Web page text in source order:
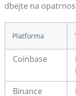
dbejte na
Platforma
Coinbase
Binance